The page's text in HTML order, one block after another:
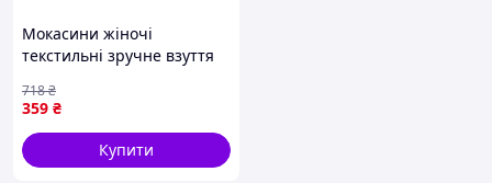
Літо, весна, осінь, зима, починаючи від
шльопанців і закінчуючи зимовими
Пишіть, телефонуйте, відповім на всі
Мокасини жіночі
текстильні зручне взуття
з підошвою GIPANIS
359 ₴
718₴
Купити